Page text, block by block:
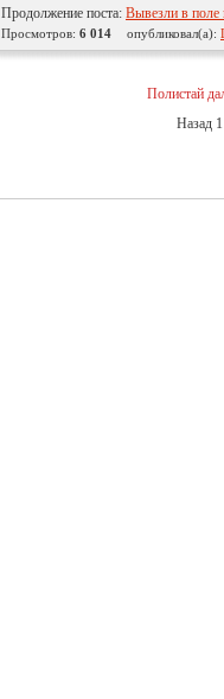
Продолжение поста: Вывезли в поле
Просмотров: 6 014 опубликовал(а):
Полистай
Назад 1